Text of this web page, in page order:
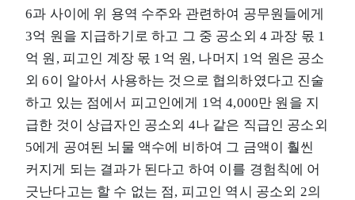
6과 사이에 위 용역 수주와 관련하여 공무원들에게
3억 원을 지급하기로 하고 그 중 공소외 4 과장 몫 1
억 원, 피고인 계장 몫 1억 원, 나머지 1억 원은 공소
외 6이 알아서 사용하는 것으로 협의하였다고 진술
하고 있는 점에서 피고인에게 1억 4,000만 원을 지
급한 것이 상급자인 공소외 4나 같은 직급인 공소외
5에게 공여된 뇌물 액수에 비하여 그 금액이 훨씬
커지게 되는 결과가 된다고 하여 이를 경험칙에 어
긋난다고는 할 수 없는 점, 피고인 역시 공소외 2의